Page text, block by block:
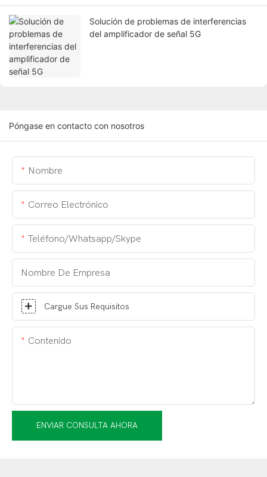
Solución de problemas de interferencias
del amplificador de señal 5G
Póngase en contacto con nosotros
Nombre
Correo Electrónico
Teléfono/whatsapp/skype
Nombre De Empresa
Cargue Sus Requisitos
Contenido
ENVIAR CONSULTA AHORA